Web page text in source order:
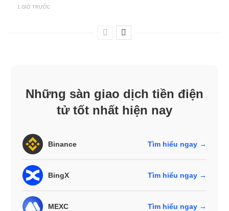
1 GIỜ TRƯỚC
Những sàn giao dịch tiền điện
tử tốt nhất hiện nay
Binance Tìm hiểu ngay →
BingX Tìm hiểu ngay →
MEXC Tìm hiểu ngay →